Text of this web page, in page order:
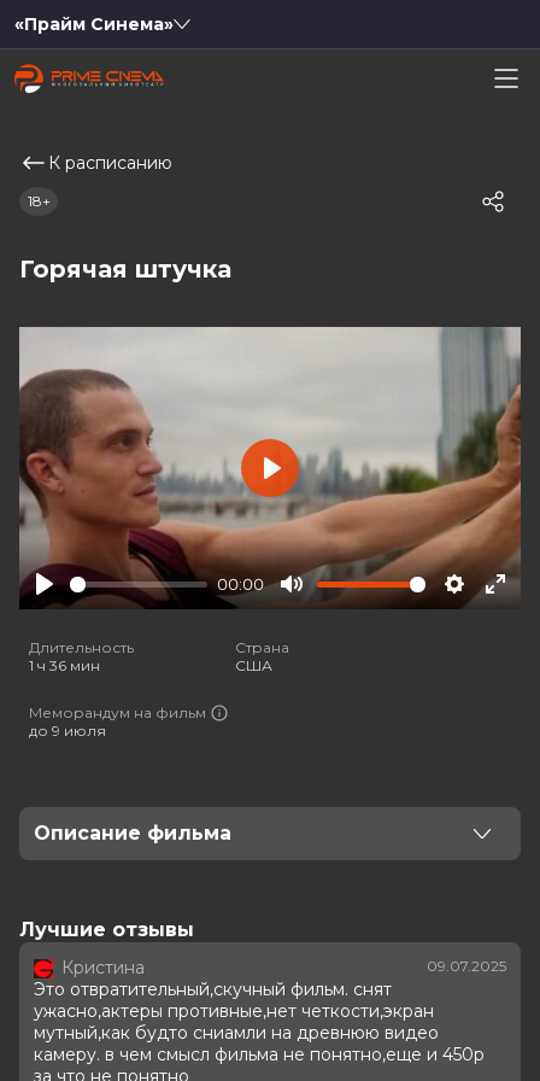
«Прайм Синема»
К расписанию
Горячая штучка
18+
Play
00:00
Mute Settings
Play
Длительность
1 ч 36 мин
Страна
США
Меморандум на фильм
до 9 июля
Описание фильма
мужчину, когда из-за своей одержимости он
переходит границы здоровых отношений.
Оценка 5.7/ 10 (9 234 голоса)
4.2/ 10 (1 200 голосов)
Год
2025
Лучшие отзывы
Кристина 09.07.2025
Это отвратительный,скучный фильм. снят
ужасно,актеры противные,нет четкости,экран
мутный,как будто сниамли на древнюю видео
камеру. в чем смысл фильма не понятно,еще и 450р
за что не понятно